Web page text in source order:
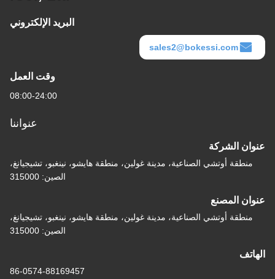
البريد الإلكتروني
sales2@bokessi.com
وقت العمل
08:00-24:00
عنواننا
عنوان الشركة
منطقة أوتشي الصناعية، مدينة غولين، منطقة هايشو، نينغبو، تشيجيانغ،
الصين: 315000
عنوان المصنع
منطقة أوتشي الصناعية، مدينة غولين، منطقة هايشو، نينغبو، تشيجيانغ،
الصين: 315000
الهاتف
86-0574-88169457